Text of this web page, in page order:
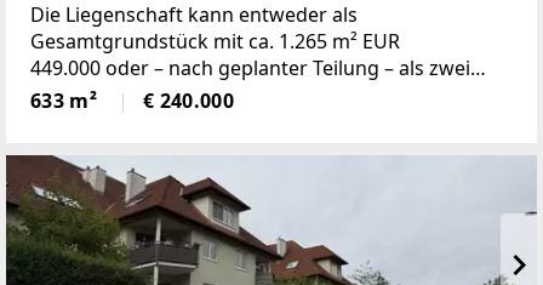
Die Liegenschaft kann entweder als
Gesamtgrundstück mit ca. 1.265 m² EUR
449.000 oder – nach geplanter Teilung – als zwei
Baugrundstücke mit jeweils ca. 632 m² bzw. 633 m²
erworben werden. Dadurch eignet sich das Angebot
sowohl für Bauträger als
633 m² € 240.000